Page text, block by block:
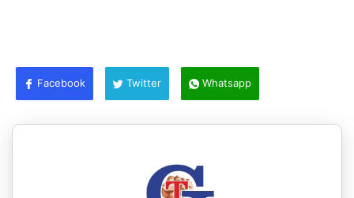
Facebook Twitter Whatsapp